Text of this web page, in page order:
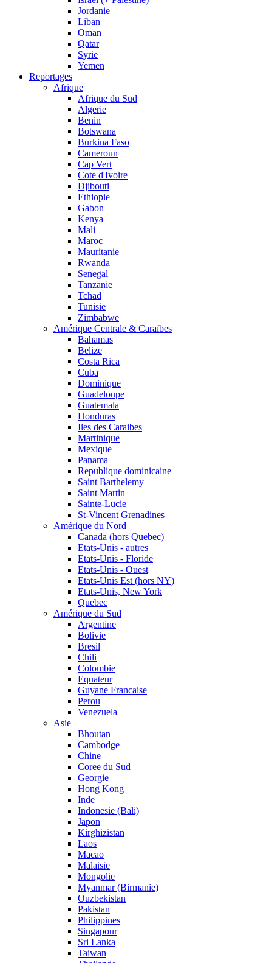
Jordanie
Liban
Oman
Qatar
Syrie
Yemen
Reportages
Afrique
Afrique du Sud
Algerie
Benin
Botswana
Burkina Faso
Cameroun
Cap Vert
Cote d'Ivoire
Djibouti
Ethiopie
Gabon
Kenya
Mali
Maroc
Mauritanie
Rwanda
Senegal
Tanzanie
Tchad
Tunisie
Zimbabwe
Amérique Centrale & Caraïbes
Bahamas
Belize
Costa Rica
Cuba
Dominique
Guadeloupe
Guatemala
Honduras
Iles des Caraibes
Martinique
Mexique
Panama
Republique dominicaine
Saint Barthelemy
Saint Martin
Sainte-Lucie
St-Vincent Grenadines
Amérique du Nord
Canada (hors Quebec)
Etats-Unis - autres
Etats-Unis - Floride
Etats-Unis - Ouest
Etats-Unis Est (hors NY)
Etats-Unis, New York
Quebec
Amérique du Sud
Argentine
Bolivie
Bresil
Chili
Colombie
Equateur
Guyane Francaise
Perou
Venezuela
Asie
Bhoutan
Cambodge
Chine
Coree du Sud
Georgie
Hong Kong
Inde
Indonesie (Bali)
Japon
Kirghizistan
Laos
Macao
Malaisie
Mongolie
Myanmar (Birmanie)
Ouzbekistan
Pakistan
Philippines
Singapour
Sri Lanka
Taiwan